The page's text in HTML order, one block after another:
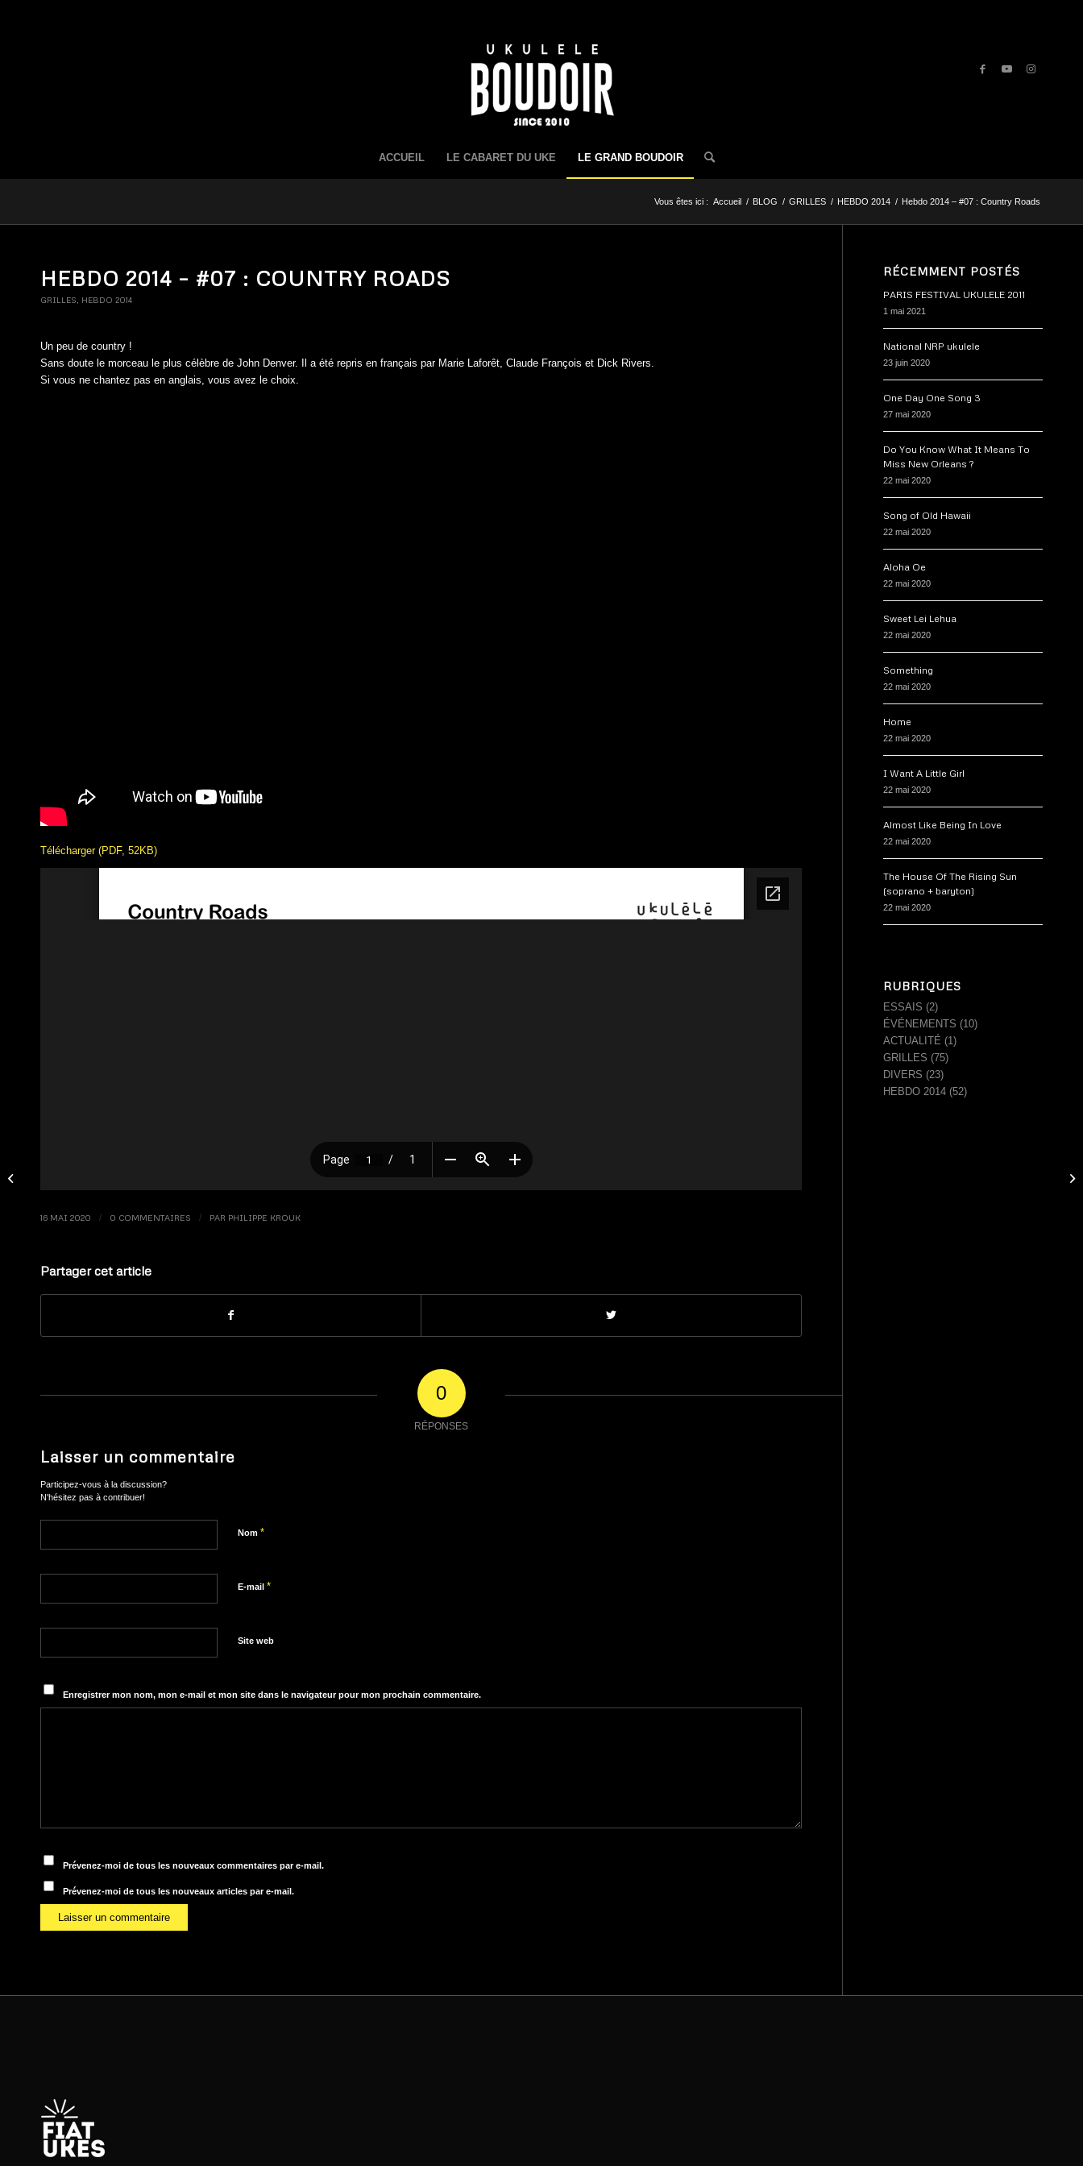
ACCUEIL LE CABARET DU UKE LE GRAND BOUDOIR
Vous êtes ici : Accueil / BLOG / GRILLES / HEBDO 2014 / Hebdo 2014 – #07 : Country Roads
HEBDO 2014 – #07 : COUNTRY ROADS
GRILLES HEBDO 2014
Un peu de country !
Sans doute le morceau le plus célèbre de John Denver. Il a été repris en français par Marie Laforêt, Claude François et Dick Rivers.
Si vous ne chantez pas en anglais, vous avez le choix.
Télécharger (PDF, 52KB)
16 MAI 2020 / 0 COMMENTAIRES / PAR PHILIPPE KROUK
Partager cet article
0
RÉPONSES
Laisser un commentaire
Participez-vous à la discussion?
N'hésitez pas à contribuer!
Nom *
E-mail *
Site web
Enregistrer mon nom, mon e-mail et mon site dans le navigateur pour mon prochain commentaire.
Prévenez-moi de tous les nouveaux commentaires par e-mail.
Prévenez-moi de tous les nouveaux articles par e-mail.
RÉCEMMENT POSTÉS
PARIS FESTIVAL UKULELE 2011
1 mai 2021
National NRP ukulele
23 juin 2020
One Day One Song 3
27 mai 2020
Do You Know What It Means To
Miss New Orleans ?
22 mai 2020
Song of Old Hawaii
22 mai 2020
Aloha Oe
22 mai 2020
Sweet Lei Lehua
22 mai 2020
Something
22 mai 2020
Home
22 mai 2020
I Want A Little Girl
22 mai 2020
Almost Like Being In Love
22 mai 2020
The House Of The Rising Sun
(soprano + baryton)
22 mai 2020
RUBRIQUES
ESSAIS (2)
ÉVÉNEMENTS (10)
ACTUALITÉ (1)
GRILLES (75)
DIVERS (23)
HEBDO 2014 (52)